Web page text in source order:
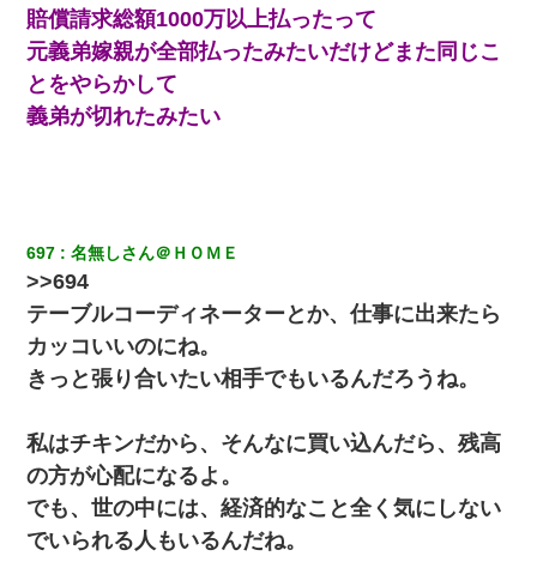
【画像】女上司(30)「終電なくなったね…部屋くる？」ワイ「行
きます！」
医者「糖尿病で余命1年です」 ワイ「知らんわｗどうせ死ぬなら
食べる量増やすわｗ」→結果ｗｗｗｗｗ
ワイ144kg彼女98kgデブカップル、1年間毎日行為しまくった結
果
クラスで一人無口で誰とも話さない男子がいた。→修学旅行に来
なかったその男子に女子達がお土産を渡した。5分後…
32歳ワイ、34歳の可愛い女と付き合うも現実を知ってしまい無事
死亡・・・
妻「ずっと好きだった人と一緒になりたいから、わかれてくださ
い」→離婚後、娘と実家で生活してると…
賠償請求総額1000万以上払ったって
元義弟嫁親が全部払ったみたいだけどまた同じこ
とをやらかして
義弟が切れたみたい
697 名無しさん＠ＨＯＭＥ
>>694
テーブルコーディネーターとか、仕事に出来たら
カッコいいのにね。
きっと張り合いたい相手でもいるんだろうね。
私はチキンだから、そんなに買い込んだら、残高
の方が心配になるよ。
でも、世の中には、経済的なこと全く気にしない
でいられる人もいるんだね。